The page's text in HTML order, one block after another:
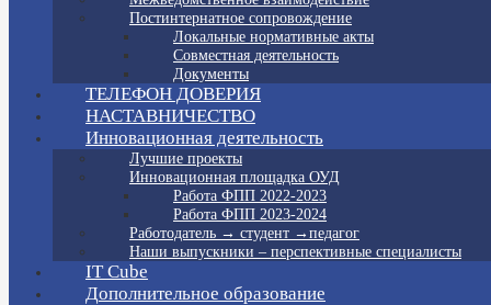
Постинтернатное сопровождение
Локальные нормативные акты
Совместная деятельность
Документы
ТЕЛЕФОН ДОВЕРИЯ
НАСТАВНИЧЕСТВО
Инновационная деятельность
Лучшие проекты
Инновационная площадка ОУД
Работа ФПП 2022-2023
Работа ФПП 2023-2024
Работодатель → студент →педагог
Наши выпускники – перспективные специалисты
IT Cube
Дополнительное образование